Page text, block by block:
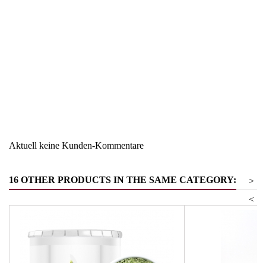
Aktuell keine Kunden-Kommentare
16 OTHER PRODUCTS IN THE SAME CATEGORY:
>
<